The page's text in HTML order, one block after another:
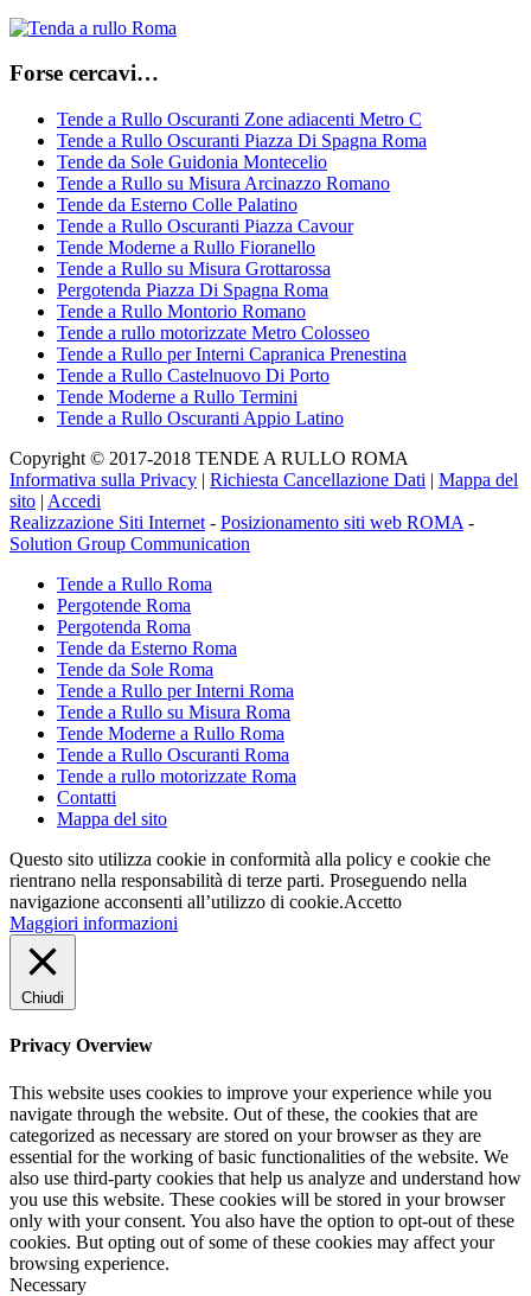
Forse cercavi…
Tende a Rullo Oscuranti Zone adiacenti Metro C
Tende a Rullo Oscuranti Piazza Di Spagna Roma
Tende da Sole Guidonia Montecelio
Tende a Rullo su Misura Arcinazzo Romano
Tende da Esterno Colle Palatino
Tende a Rullo Oscuranti Piazza Cavour
Tende Moderne a Rullo Fioranello
Tende a Rullo su Misura Grottarossa
Pergotenda Piazza Di Spagna Roma
Tende a Rullo Montorio Romano
Tende a rullo motorizzate Metro Colosseo
Tende a Rullo per Interni Capranica Prenestina
Tende a Rullo Castelnuovo Di Porto
Tende Moderne a Rullo Termini
Tende a Rullo Oscuranti Appio Latino
Copyright © 2017-2018 TENDE A RULLO ROMA
Informativa sulla Privacy | Richiesta Cancellazione Dati | Mappa del
sito | Accedi
Realizzazione Siti Internet - Posizionamento siti web ROMA -
Solution Group Communication
Tende a Rullo Roma
Pergotende Roma
Pergotenda Roma
Tende da Esterno Roma
Tende da Sole Roma
Tende a Rullo per Interni Roma
Tende a Rullo su Misura Roma
Tende Moderne a Rullo Roma
Tende a Rullo Oscuranti Roma
Tende a rullo motorizzate Roma
Contatti
Mappa del sito
Questo sito utilizza cookie in conformità alla policy e cookie che
rientrano nella responsabilità di terze parti. Proseguendo nella
navigazione acconsenti all’utilizzo di cookie.Accetto
Maggiori informazioni
Chiudi
Privacy Overview
This website uses cookies to improve your experience while you
navigate through the website. Out of these, the cookies that are
categorized as necessary are stored on your browser as they are
essential for the working of basic functionalities of the website. We
also use third-party cookies that help us analyze and understand how
you use this website. These cookies will be stored in your browser
only with your consent. You also have the option to opt-out of these
cookies. But opting out of some of these cookies may affect your
browsing experience.
Necessary